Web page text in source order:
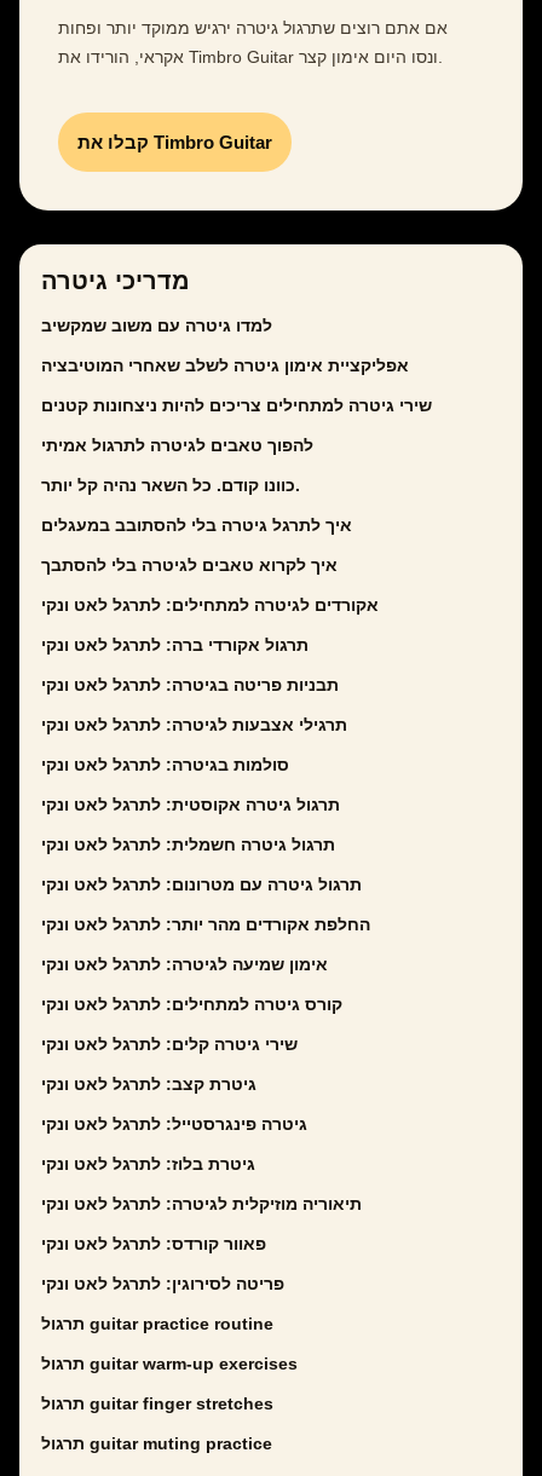
אם אתם רוצים שתרגול גיטרה ירגיש ממוקד יותר ופחות
אקראי, הורידו את Timbro Guitar ונסו היום אימון קצר.
קבלו את Timbro Guitar
מדריכי גיטרה
למדו גיטרה עם משוב שמקשיב
אפליקציית אימון גיטרה לשלב שאחרי המוטיבציה
שירי גיטרה למתחילים צריכים להיות ניצחונות קטנים
להפוך טאבים לגיטרה לתרגול אמיתי
כוונו קודם. כל השאר נהיה קל יותר.
איך לתרגל גיטרה בלי להסתובב במעגלים
איך לקרוא טאבים לגיטרה בלי להסתבך
אקורדים לגיטרה למתחילים: לתרגל לאט ונקי
תרגול אקורדי ברה: לתרגל לאט ונקי
תבניות פריטה בגיטרה: לתרגל לאט ונקי
תרגילי אצבעות לגיטרה: לתרגל לאט ונקי
סולמות בגיטרה: לתרגל לאט ונקי
תרגול גיטרה אקוסטית: לתרגל לאט ונקי
תרגול גיטרה חשמלית: לתרגל לאט ונקי
תרגול גיטרה עם מטרונום: לתרגל לאט ונקי
החלפת אקורדים מהר יותר: לתרגל לאט ונקי
אימון שמיעה לגיטרה: לתרגל לאט ונקי
קורס גיטרה למתחילים: לתרגל לאט ונקי
שירי גיטרה קלים: לתרגל לאט ונקי
גיטרת קצב: לתרגל לאט ונקי
גיטרה פינגרסטייל: לתרגל לאט ונקי
גיטרת בלוז: לתרגל לאט ונקי
תיאוריה מוזיקלית לגיטרה: לתרגל לאט ונקי
פאוור קורדס: לתרגל לאט ונקי
פריטה לסירוגין: לתרגל לאט ונקי
תרגול guitar practice routine
תרגול guitar warm-up exercises
תרגול guitar finger stretches
תרגול guitar muting practice